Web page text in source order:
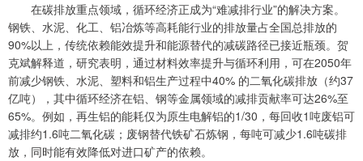
在碳排放重点领域，循环经济正成为“难减排行业”的解决方案。
钢铁、水泥、化工、铝冶炼等高耗能行业的排放量占全国总排放的
90%以上，传统依赖能效提升和能源替代的减碳路径已接近瓶颈。贺
克斌解释道，研究表明，通过材料效率提升与循环利用，可在2050年
前减少钢铁、水泥、塑料和铝生产过程中40% 的二氧化碳排放（约37
亿吨），其中循环经济在铝、钢等金属领域的减排贡献率可达26%至
65%。例如，再生铝的能耗仅为原生电解铝的1/30，每回收1吨废铝可
减排约1.6吨二氧化碳；废钢替代铁矿石炼钢，每吨可减少1.6吨碳排
放，同时能有效降低对进口矿产的依赖。